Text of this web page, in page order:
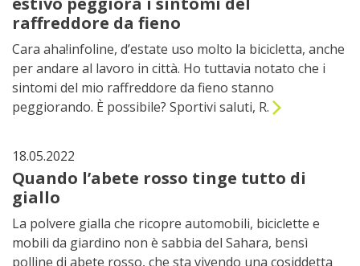
raffreddore da fieno
Cara aha!infoline, d’estate uso molto la bicicletta, anche
per andare al lavoro in città. Ho tuttavia notato che i
sintomi del mio raffreddore da fieno stanno
peggiorando. È possibile? Sportivi saluti, R.
18.05.2022
Quando l’abete rosso tinge tutto di
giallo
La polvere gialla che ricopre automobili, biciclette e
mobili da giardino non è sabbia del Sahara, bensì
polline di abete rosso, che sta vivendo una cosiddetta